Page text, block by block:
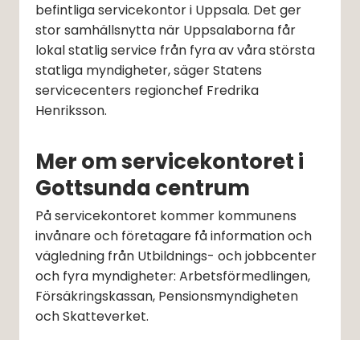
befintliga servicekontor i Uppsala. Det ger
stor samhällsnytta när Uppsalaborna får
lokal statlig service från fyra av våra största
statliga myndigheter, säger Statens
servicecenters regionchef Fredrika
Henriksson.
Mer om servicekontoret i
Gottsunda centrum
På servicekontoret kommer kommunens
invånare och företagare få information och
vägledning från Utbildnings- och jobbcenter
och fyra myndigheter: Arbetsförmedlingen,
Försäkringskassan, Pensionsmyndigheten
och Skatteverket.